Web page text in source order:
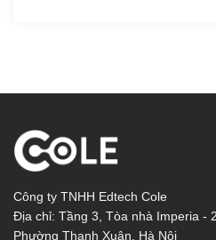
Công ty TNHH Edtech Cole
Địa chỉ: Tầng 3, Tòa nhà Imperia -
Phường Thanh Xuân, Hà Nội